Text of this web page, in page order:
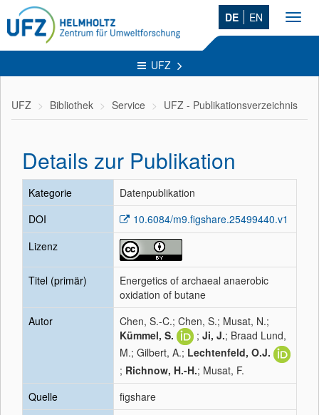
DE EN
UFZ
UFZ Bibliothek Service UFZ - Publikationsverzeichnis
Details zur Publikation
Kategorie
Datenpublikation
DOI
10.6084/m9.figshare.25499440.v1
Lizenz
Titel (primär)
Energetics of archaeal anaerobic
oxidation of butane
Autor
Chen, S.-C.; Chen, S.; Musat, N.;
Kümmel, S.
; Ji, J.; Braad Lund,
M.; Gilbert, A.; Lechtenfeld, O.J.
; Richnow, H.-H.; Musat, F.
Quelle
figshare